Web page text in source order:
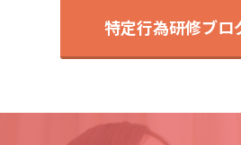
特定行為研修ブロ